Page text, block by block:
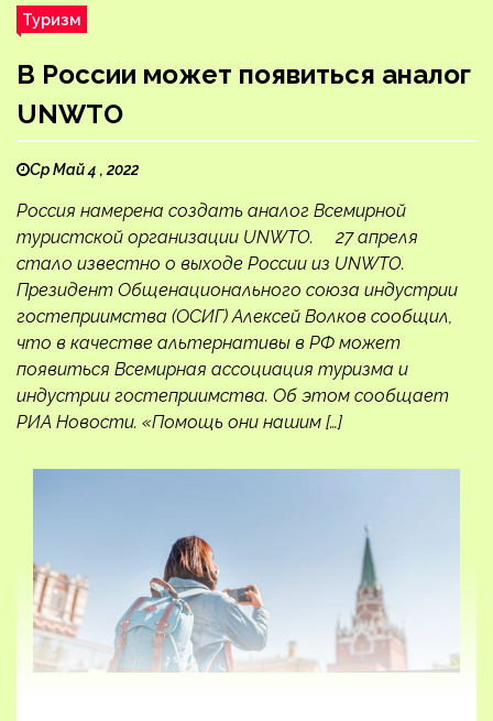
Туризм
В России может появиться аналог
UNWTO
Ср Май 4 , 2022
Россия намерена создать аналог Всемирной
туристской организации UNWTO. 27 апреля
стало известно о выходе России из UNWTO.
Президент Общенационального союза индустрии
гостеприимства (ОСИГ) Алексей Волков сообщил,
что в качестве альтернативы в РФ может
появиться Всемирная ассоциация туризма и
индустрии гостеприимства. Об этом сообщает
РИА Новости. «Помощь они нашим […]